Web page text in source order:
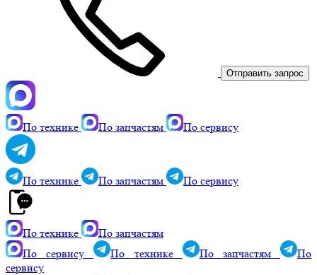
Отправить запрос
По технике По запчастям По сервису
По технике По запчастям По сервису
По технике
По запчастям
По сервису
По технике По запчастям
По
сервису